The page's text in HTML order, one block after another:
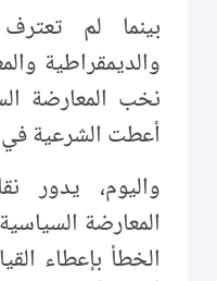
بينما لم
والديمقراطية
نخب المعارضة
أعطت الشرعية في
واليوم،
المعارضة
الخطأ بإعطاء